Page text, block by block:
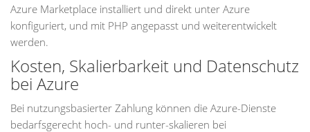
Azure Marketplace installiert und direkt unter Azure
konfiguriert, und mit PHP angepasst und weiterentwickelt
werden.
Kosten, Skalierbarkeit und Datenschutz
bei Azure
Bei nutzungsbasierter Zahlung können die Azure-Dienste
bedarfsgerecht hoch- und runter-skalieren bei